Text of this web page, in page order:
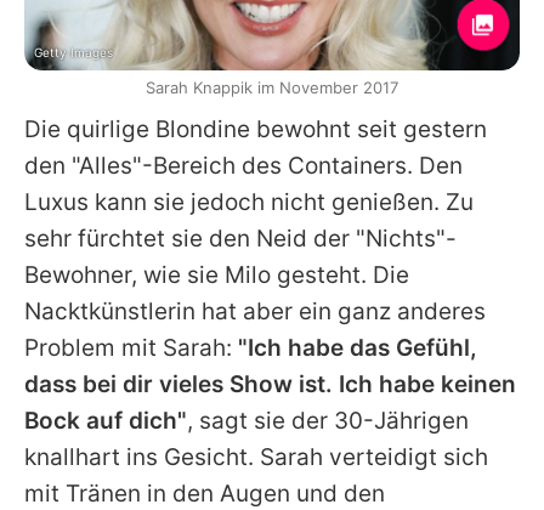
Die quirlige Blondine bewohnt seit gestern
den "Alles"-Bereich des Containers. Den
Luxus kann sie jedoch nicht genießen. Zu
sehr fürchtet sie den Neid der "Nichts"-
Bewohner, wie sie Milo gesteht. Die
Nacktkünstlerin hat aber ein ganz anderes
Problem mit Sarah: "Ich habe das Gefühl,
dass bei dir vieles Show ist. Ich habe keinen
Bock auf dich", sagt sie der 30-Jährigen
knallhart ins Gesicht. Sarah verteidigt sich
mit Tränen in den Augen und den
Getty Images
Sarah Knappik im November 2017